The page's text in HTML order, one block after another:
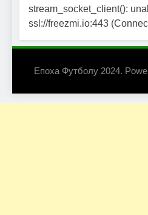
stream_socket_client():
ssl://freezmi.io:443
Епоха Футболу 2024.